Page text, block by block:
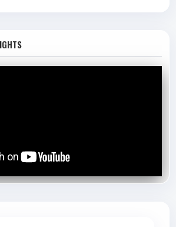
a eleger o Craque do Jogo!
se você assistiu a partida e uma
SERGIO ROCHET
G